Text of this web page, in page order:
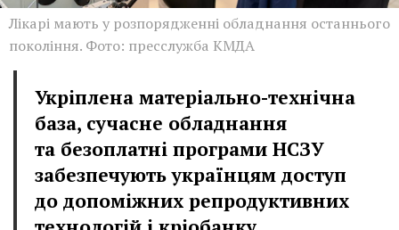
Лікарі мають у розпорядженні обладнання останнього
покоління. Фото: пресслужба КМДА
Укріплена матеріально-технічна
база, сучасне обладнання
та безоплатні програми НСЗУ
забезпечують українцям доступ
до допоміжних репродуктивних